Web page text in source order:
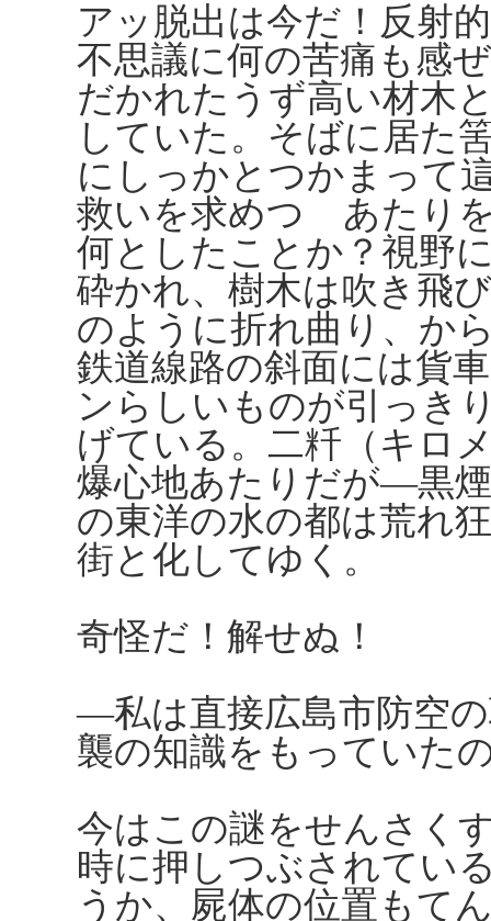
アッ脱出は今だ！反射
不思議に何の苦痛も感
だかれたうず高い材木
していた。そばに居た
にしっかとつかまって
救いを求めつゝあたり
何としたことか？視野
砕かれ、樹木は吹き飛
のように折れ曲り、か
鉄道線路の斜面には貨
ンらしいものが引っき
げている。二粁（キロ
爆心地あたりだが―黒
の東洋の水の都は荒れ
街と化してゆく。
奇怪だ！解せぬ！
―私は直接広島市防空
襲の知識をもっていた
今はこの謎をせんさく
時に押しつぶされてい
うか、屍体の位置もて